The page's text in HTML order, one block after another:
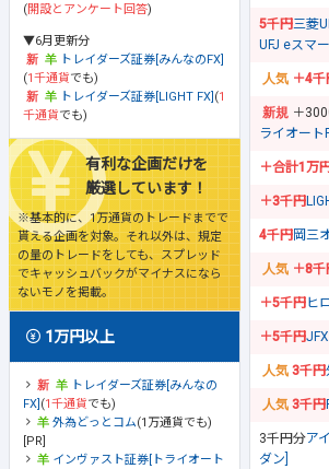
(開設とアンケート回答)
▼6月更新分
トレイダーズ証券[みんなのFX]
(1千通貨でも)
トレイダーズ証券[LIGHT FX] (1
千通貨でも)
有利な企画だけを
厳選しています！
※基本的に、1万通貨のトレードまでで
貰える企画を対象。それ以外は、規定
の量のトレードをしても、スプレッド
でキャッシュバックがマイナスになら
ないモノを掲載。
1万円以上
トレイダーズ証券[みんなの
FX] (1千通貨でも)
外為どっとコム(1万通貨でも)
[PR]
インヴァスト証券[トライオート
5千円三菱
UFJ eスマ
＋4千
＋
ライオート
＋合計1万
＋3千円
4千円岡三
＋8千
＋5千円ヒ
＋5千円
3千円
3千円
3千円分ア
ダン]